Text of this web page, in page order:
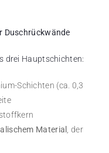
Duschrückwände
drei Hauptschichten:
Schichten (ca. 0,3
Material
, der